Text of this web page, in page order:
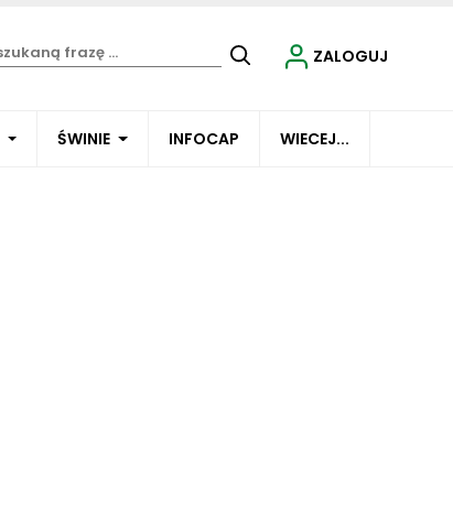
ŚWINIE INFOCAP WIECEJ...
ZALOGUJ